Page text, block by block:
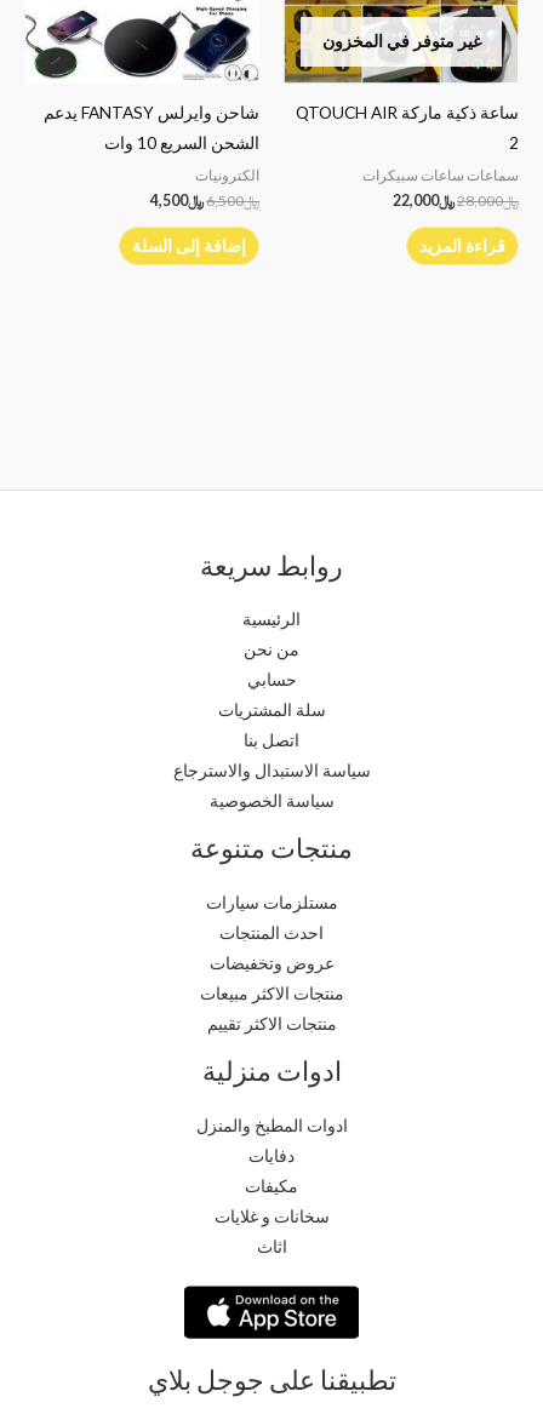
غير متوفر في المخزون
ساعة ذكية ماركة QTOUCH AIR
2
سماعات ساعات سبيكرات
﷼28,000﷼22,000
قراءة المزيد
شاحن وايرلس FANTASY يدعم
الشحن السريع 10 وات
الكترونيات
﷼6,500﷼4,500
إضافة إلى السلة
روابط سريعة
الرئيسية
من نحن
حسابي
سلة المشتريات
اتصل بنا
سياسة الاستبدال والاسترجاع
سياسة الخصوصية
منتجات متنوعة
مستلزمات سيارات
احدث المنتجات
عروض وتخفيضات
منتجات الاكثر مبيعات
منتجات الاكثر تقييم
ادوات منزلية
ادوات المطبخ والمنزل
دفايات
مكيفات
سخانات و غلايات
اثاث
تطبيقنا على جوجل بلاي